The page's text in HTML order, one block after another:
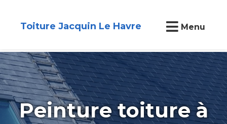
Toiture Jacquin Le Havre Menu
Peinture toiture à